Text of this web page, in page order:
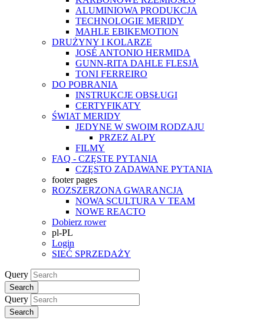
ALUMINIOWA PRODUKCJA
TECHNOLOGIE MERIDY
MAHLE EBIKEMOTION
DRUŻYNY I KOLARZE
JOSÉ ANTONIO HERMIDA
GUNN-RITA DAHLE FLESJÅ
TONI FERREIRO
DO POBRANIA
INSTRUKCJE OBSŁUGI
CERTYFIKATY
ŚWIAT MERIDY
JEDYNE W SWOIM RODZAJU
PRZEZ ALPY
FILMY
FAQ - CZĘSTE PYTANIA
CZĘSTO ZADAWANE PYTANIA
footer pages
ROZSZERZONA GWARANCJA
NOWA SCULTURA V TEAM
NOWE REACTO
Dobierz rower
pl-PL
Login
SIEĆ SPRZEDAŻY
Query
Search
Query
Search